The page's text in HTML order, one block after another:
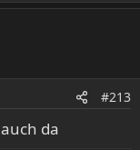
#213
da